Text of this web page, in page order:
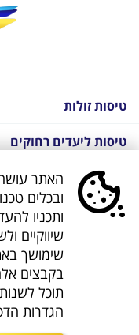
טיסות זולות
טיסות ליעדים רחוקים
חבילות נופש בחו"ל
חבילות נופש בחו"ל
חבילות טוס וסע
דילים לחו"ל
קישורים נוספים
ובכלים
ותכניו
שיווקיים
שימושך
בקבצים
תוכל
הגדרות